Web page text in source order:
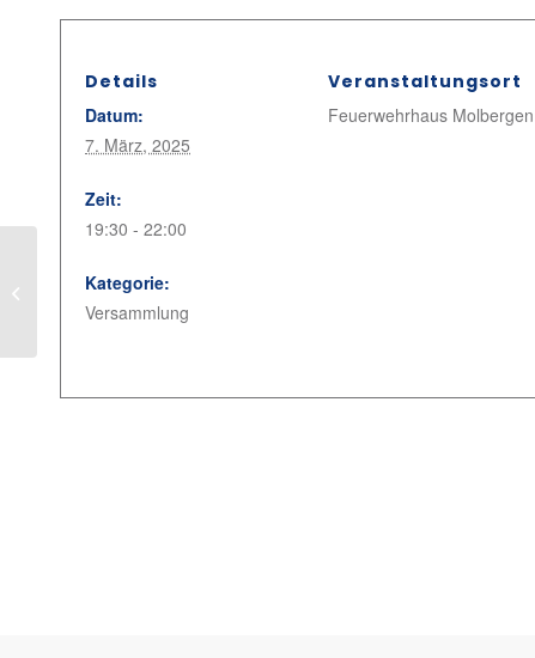
Details
Datum:
7. März, 2025
Zeit:
19:30 - 22:00
Kategorie:
Versammlung
Veranstaltungsort
Feuerwehrhaus Molbergen
Generalversammlung FF Cloppenburg